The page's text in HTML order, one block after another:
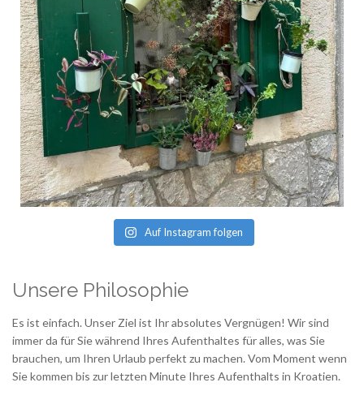
Auf Instagram folgen
Unsere Philosophie
Es ist einfach. Unser Ziel ist Ihr absolutes Vergnügen! Wir sind
immer da für Sie während Ihres Aufenthaltes für alles, was Sie
brauchen, um Ihren Urlaub perfekt zu machen. Vom Moment wenn
Sie kommen bis zur letzten Minute Ihres Aufenthalts in Kroatien.